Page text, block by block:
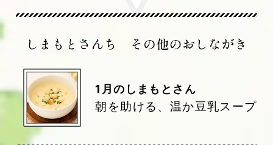
1 月のしまもとさん
朝を助ける、温か豆乳スープ